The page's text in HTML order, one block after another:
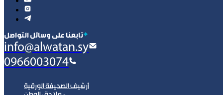
‫تابعنا على وسائل التواصل
info@alwatan.sy
0966003074
أرشيف الصحيفة الورقية